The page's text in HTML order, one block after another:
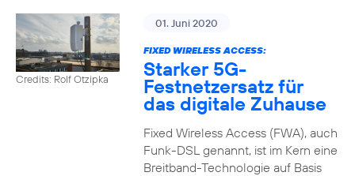
Credits: Rolf Otzipka
01. Juni 2020
FIXED WIRELESS ACCESS:
Starker 5G-
Festnetzersatz für
das digitale Zuhause
Fixed Wireless Access (FWA), auch
Funk-DSL genannt, ist im Kern eine
Breitband-Technologie auf Basis